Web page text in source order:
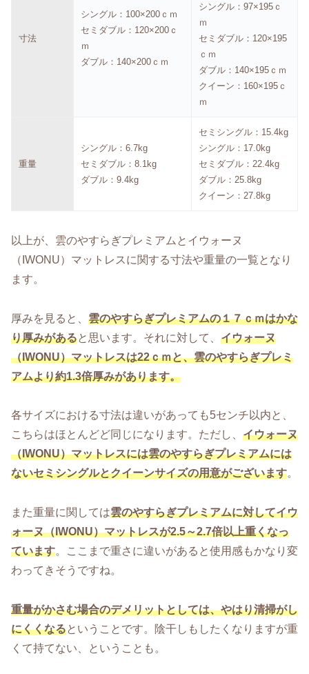
寸法
シングル：100×200ｃｍ
セミダブル：120×200ｃ
ｍ
ダブル：140×200ｃｍ
シングル：97×195ｃ
ｍ
セミダブル：120×195
ｃｍ
ダブル：140×195ｃｍ
クイーン：160×195ｃ
ｍ
重量
シングル：6.7kg
セミダブル：8.1kg
ダブル：9.4kg
セミシングル：15.4kg
シングル：17.0kg
セミダブル：22.4kg
ダブル：25.8kg
クイーン：27.8kg
以上が、雲のやすらぎプレミアムとイウォーヌ
（IWONU）マットレスに関する寸法や重量の一覧となり
ます。
厚みを見ると、 雲のやすらぎプレミアムの１７ｃｍはかな
り厚みがあると思います。それに対して、 イウォーヌ
（IWONU）マットレスは22ｃｍと、雲のやすらぎプレミ
アムより約1.3倍厚みがあります。
各サイズにおける寸法は違いがあっても5センチ以内と、
こちらはほとんどど同じになります。ただし、 イウォーヌ
（IWONU）マットレスには雲のやすらぎプレミアムには
ないセミシングルとクイーンサイズの用意がございます。
また重量に関しては雲のやすらぎプレミアムに対してイウ
ォーヌ（IWONU）マットレスが2.5～2.7倍以上重くなっ
ています。ここまで重さに違いがあると使用感もかなり変
わってきそうですね。
重量がかさむ場合のデメリットとしては、やはり清掃がし
にくくなるということです。陰干しもしたくなりますが重
くて持てない、ということも。